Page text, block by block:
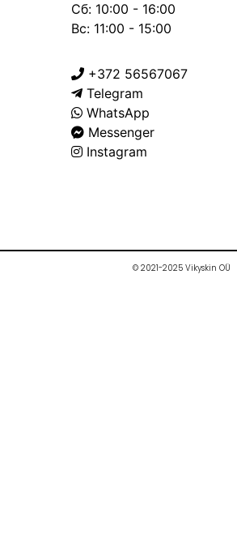
Сб: 10:00 - 16:00
Вс: 11:00 - 15:00
+372 56567067
Telegram
WhatsApp
Messenger
Instagram
© 2021-2025 Vikyskin OÜ